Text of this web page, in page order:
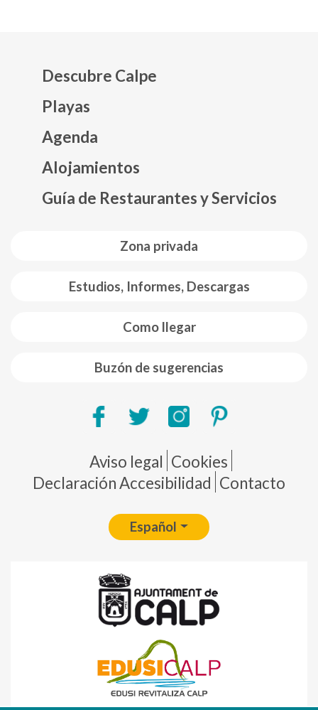
Zona privada
Estudios, Informes, Descargas
Como llegar
Buzón de sugerencias
Descubre Calpe
Playas
Agenda
Alojamientos
Guía de Restaurantes y Servicios
Pie de página
Aviso legal Cookies
Declaración Accesibilidad Contacto
Español